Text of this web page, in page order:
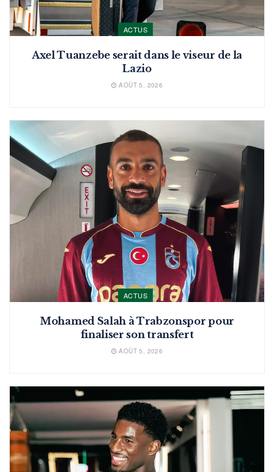
ACTUS
Axel Tuanzebe serait dans le viseur de la
Lazio
AOÛT 5, 2026
ACTUS
Mohamed Salah à Trabzonspor pour
finaliser son transfert
AOÛT 5, 2026